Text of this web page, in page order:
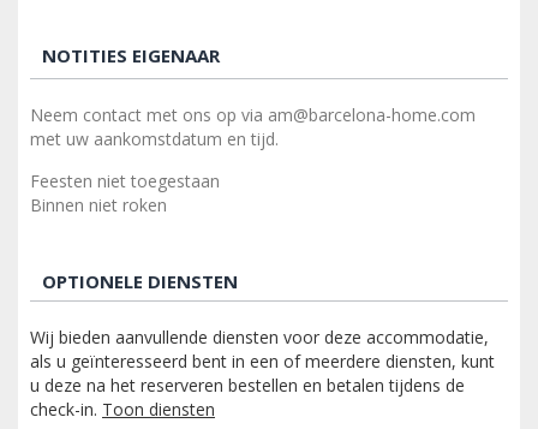
NOTITIES EIGENAAR
Neem contact met ons op via am@barcelona-home.com
met uw aankomstdatum en tijd.
Feesten niet toegestaan
Binnen niet roken
OPTIONELE DIENSTEN
Wij bieden aanvullende diensten voor deze accommodatie,
als u geïnteresseerd bent in een of meerdere diensten, kunt
u deze na het reserveren bestellen en betalen tijdens de
check-in. Toon diensten